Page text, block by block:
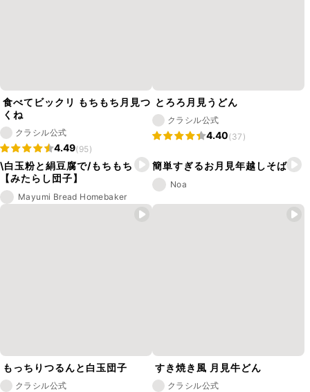
食べてビックリ もちもち月見つ
くね
クラシル公式
4.49(95)
とろろ月見うどん
クラシル公式
4.40(37)
\白玉粉と絹豆腐で/もちもち
【みたらし団子】
Mayumi Bread Homebaker
簡単すぎるお月見年越しそば
Noa
もっちりつるんと白玉団子
クラシル公式
すき焼き風 月見牛どん
クラシル公式